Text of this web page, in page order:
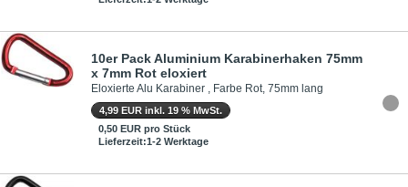
10er Pack Aluminium Karabinerhaken 75mm
x 7mm Rot eloxiert
Eloxierte Alu Karabiner , Farbe Rot, 75mm lang
4,99 EUR inkl. 19 % MwSt.
0,50 EUR pro Stück
Lieferzeit:1-2 Werktage